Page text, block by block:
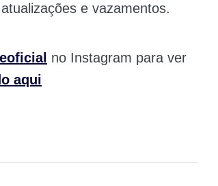
e vazamentos.
no Instagram para ver
aqui